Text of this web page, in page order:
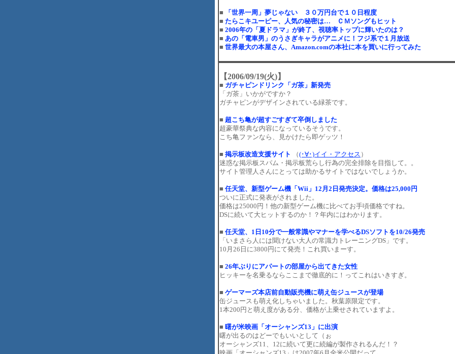
■
「世界一周」夢じゃない ３０万円台で１０日程度
■ たらこキユーピー、人気の秘密は… ＣＭソングもヒット
■ 2006年の「夏ドラマ」が終了、視聴率トップに輝いたのは？
■ あの「電車男」のうさぎキャラがアニメに！フジ系で１月放送
■ 世界最大の本屋さん、Amazon.comの本社に本を買いに行ってみた
【2006/09/19(火)】
■ ガチャピンドリンク「ガ茶」新発売
「ガ茶」いかがですか？
ガチャピンがデザインされている緑茶です。
■ 超こち亀が超すごすぎて卒倒しました
超豪華祭典な内容になっているそうです。
こち亀ファンなら、見かけたら即ゲッツ！
■ 掲示板改造支援サイト （(･∀･)イイ・アクセス ）
迷惑な掲示板スパム・掲示板荒らし行為の完全排除を目指して。。
サイト管理人さんにとっては助かるサイトではないでしょうか。
■ 任天堂、新型ゲーム機「Wii」12月2日発売決定。価格は25,000円
ついに正式に発表がされました。
価格は25000円！他の新型ゲーム機に比べてお手頃価格ですね。
DSに続いて大ヒットするのか！？年内にはわかります。
■ 任天堂、1日10分で一般常識やマナーを学べるDSソフトを10/26発売
「いまさら人には聞けない大人の常識力トレーニングDS」です。
10月26日に3800円にて発売！これ買いまーす。
■ 26年ぶりにアパートの部屋から出てきた女性
ヒッキーを名乗るならここまで徹底的に！ってこれはいきすぎ。
■ ゲーマーズ本店前自動販売機に萌え缶ジュースが登場
缶ジュースも萌え化しちゃいました。秋葉原限定です。
1本200円と萌え度がある分、価格が上乗せされていますよ。
■ 曙が米映画「オーシャンズ13」に出演
曙が出るのはどーでもいいとして（ぉ
オーシャンズ11、12に続いて更に続編が製作されるんだ！？
映画「オーシャンズ13」は2007年6月全米公開だって。